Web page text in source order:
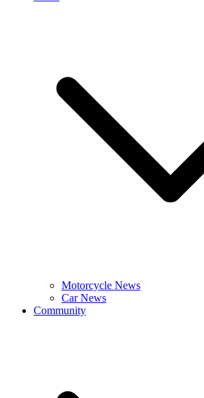
Motorcycle News
Car News
Community